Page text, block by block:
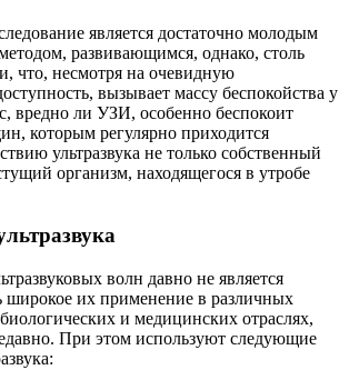
является достаточно молодым
развивающимся, однако, столь
что, несмотря на очевидную
вызывает массу беспокойства у
вредно ли УЗИ, особенно беспокоит
которым регулярно приходится
ультразвука не только собственный
организм, находящегося в утробе
волн давно не является
широкое их применение в различных
и медицинских отраслях,
При этом используют следующие